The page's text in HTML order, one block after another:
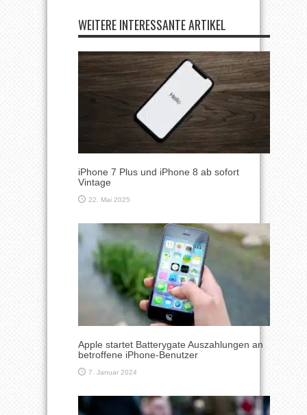
WEITERE INTERESSANTE ARTIKEL
iPhone 7 Plus und iPhone 8 ab sofort
Vintage
22. Mai 2025
Apple startet Batterygate Auszahlungen an
betroffene iPhone-Benutzer
7. Januar 2024